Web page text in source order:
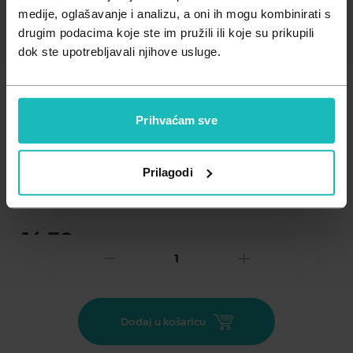
medije, oglašavanje i analizu, a oni ih mogu kombinirati s
drugim podacima koje ste im pružili ili koje su prikupili
dok ste upotrebljavali njihove usluge.
Prihvaćam sve
Prilagodi
Zdravlje muškarca
Zdravlje žene
Minerali
Probiotici i prebiotici
Važna obavijest prema Zakonu o zaštiti potrošača..
16,70
Nježno očistite i uklonite šminku s lica i očiju umirujućom
micelarnom vodom. Micelarna voda s ekstraktom ruže
Dodaj u košaricu